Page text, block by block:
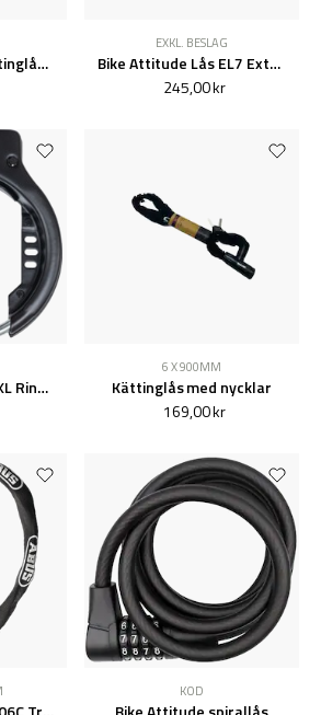
BBB Quickchain Kättinglås 1000x4.5
EXKL. BESLAG
Bike Attitude Lås EL7 Extra Bred
245,00 kr
Abus Amparo 4650XL Ringlås
6 X 900MM
Kättinglås med nycklar
169,00 kr
KOD